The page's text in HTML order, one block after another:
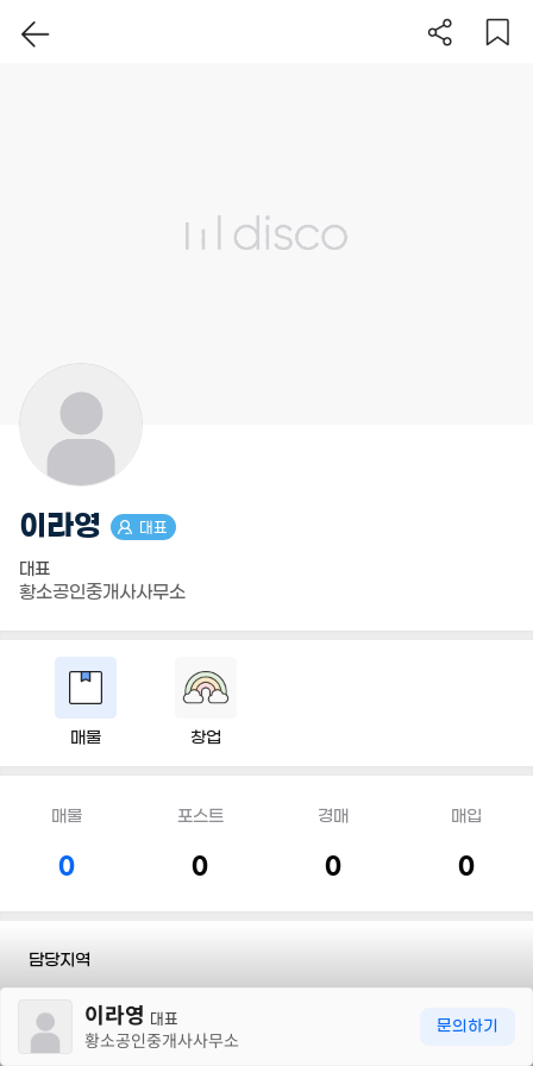
이라영 대표
대표
황소공인중개사사무소
매물 창업
매물
0
포스트
0
경매
0
매입
0
담당지역
전화 이라영 대표
황소공인중개사사무소
문의하기